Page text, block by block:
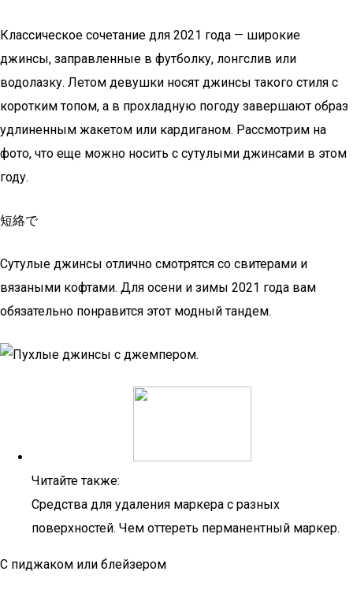
Классическое сочетание для 2021 года — широкие
джинсы, заправленные в футболку, лонгслив или
водолазку. Летом девушки носят джинсы такого стиля с
коротким топом, а в прохладную погоду завершают образ
удлиненным жакетом или кардиганом. Рассмотрим на
фото, что еще можно носить с сутулыми джинсами в этом
году.
短絡で
Сутулые джинсы отлично смотрятся со свитерами и
вязаными кофтами. Для осени и зимы 2021 года вам
обязательно понравится этот модный тандем.
Читайте также:
Средства для удаления маркера с разных
поверхностей. Чем оттереть перманентный маркер.
С пиджаком или блейзером